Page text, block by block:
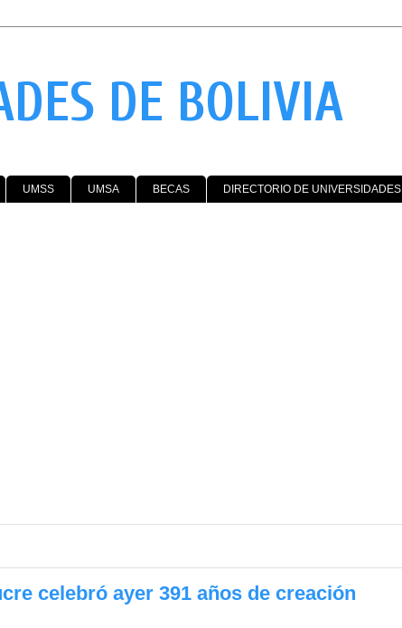
DE BOLIVIA
UMSS UMSA BECAS DIRECTORIO DE UNIVERSIDADES
celebró ayer 391 años de creación